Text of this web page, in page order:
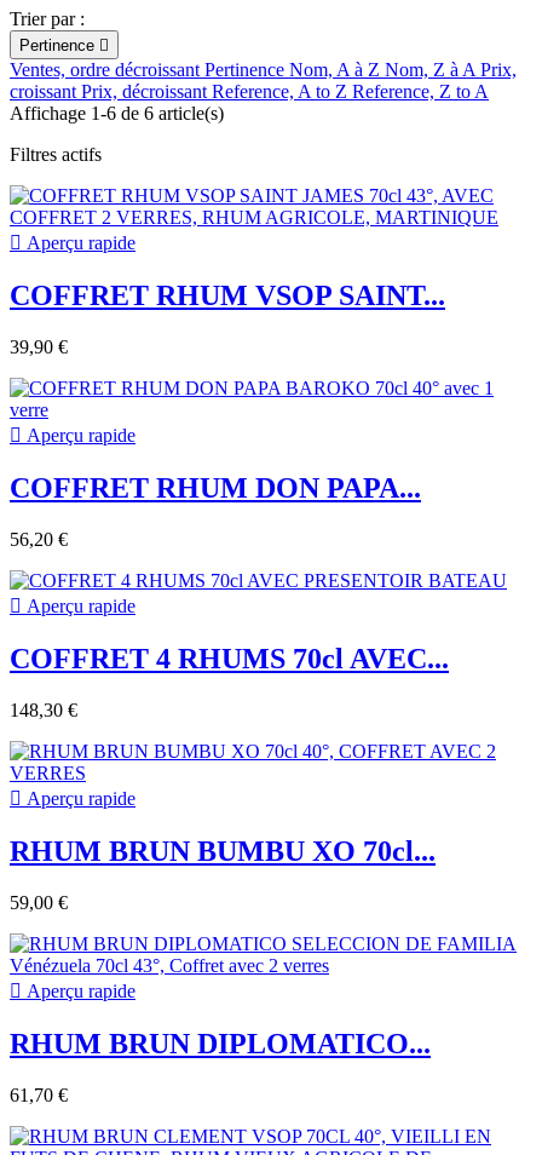
Trier par :
Pertinence 
Ventes, ordre décroissantPertinence Nom, A à Z Nom, Z à APrix,
croissantPrix, décroissantReference, A to Z Reference, Z to A
Affichage 1-6 de 6 article(s)
Filtres actifs
 Aperçu rapide
COFFRET RHUM VSOP SAINT...
39,90 €
 Aperçu rapide
COFFRET RHUM DON PAPA...
56,20 €
 Aperçu rapide
COFFRET 4 RHUMS 70cl AVEC...
148,30 €
 Aperçu rapide
RHUM BRUN BUMBU XO 70cl...
59,00 €
 Aperçu rapide
RHUM BRUN DIPLOMATICO...
61,70 €